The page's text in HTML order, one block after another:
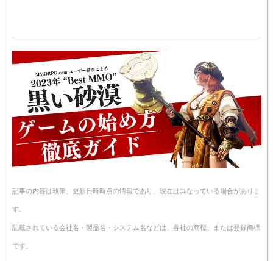
記事の内容は執筆、更新日時時点の情報であり、現在は異なっている場合がありま
す。
記載されている会社名・製品名・システム名などは、各社の商標、または登録商標
です。